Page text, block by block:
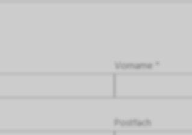
Vorname *
Postfach